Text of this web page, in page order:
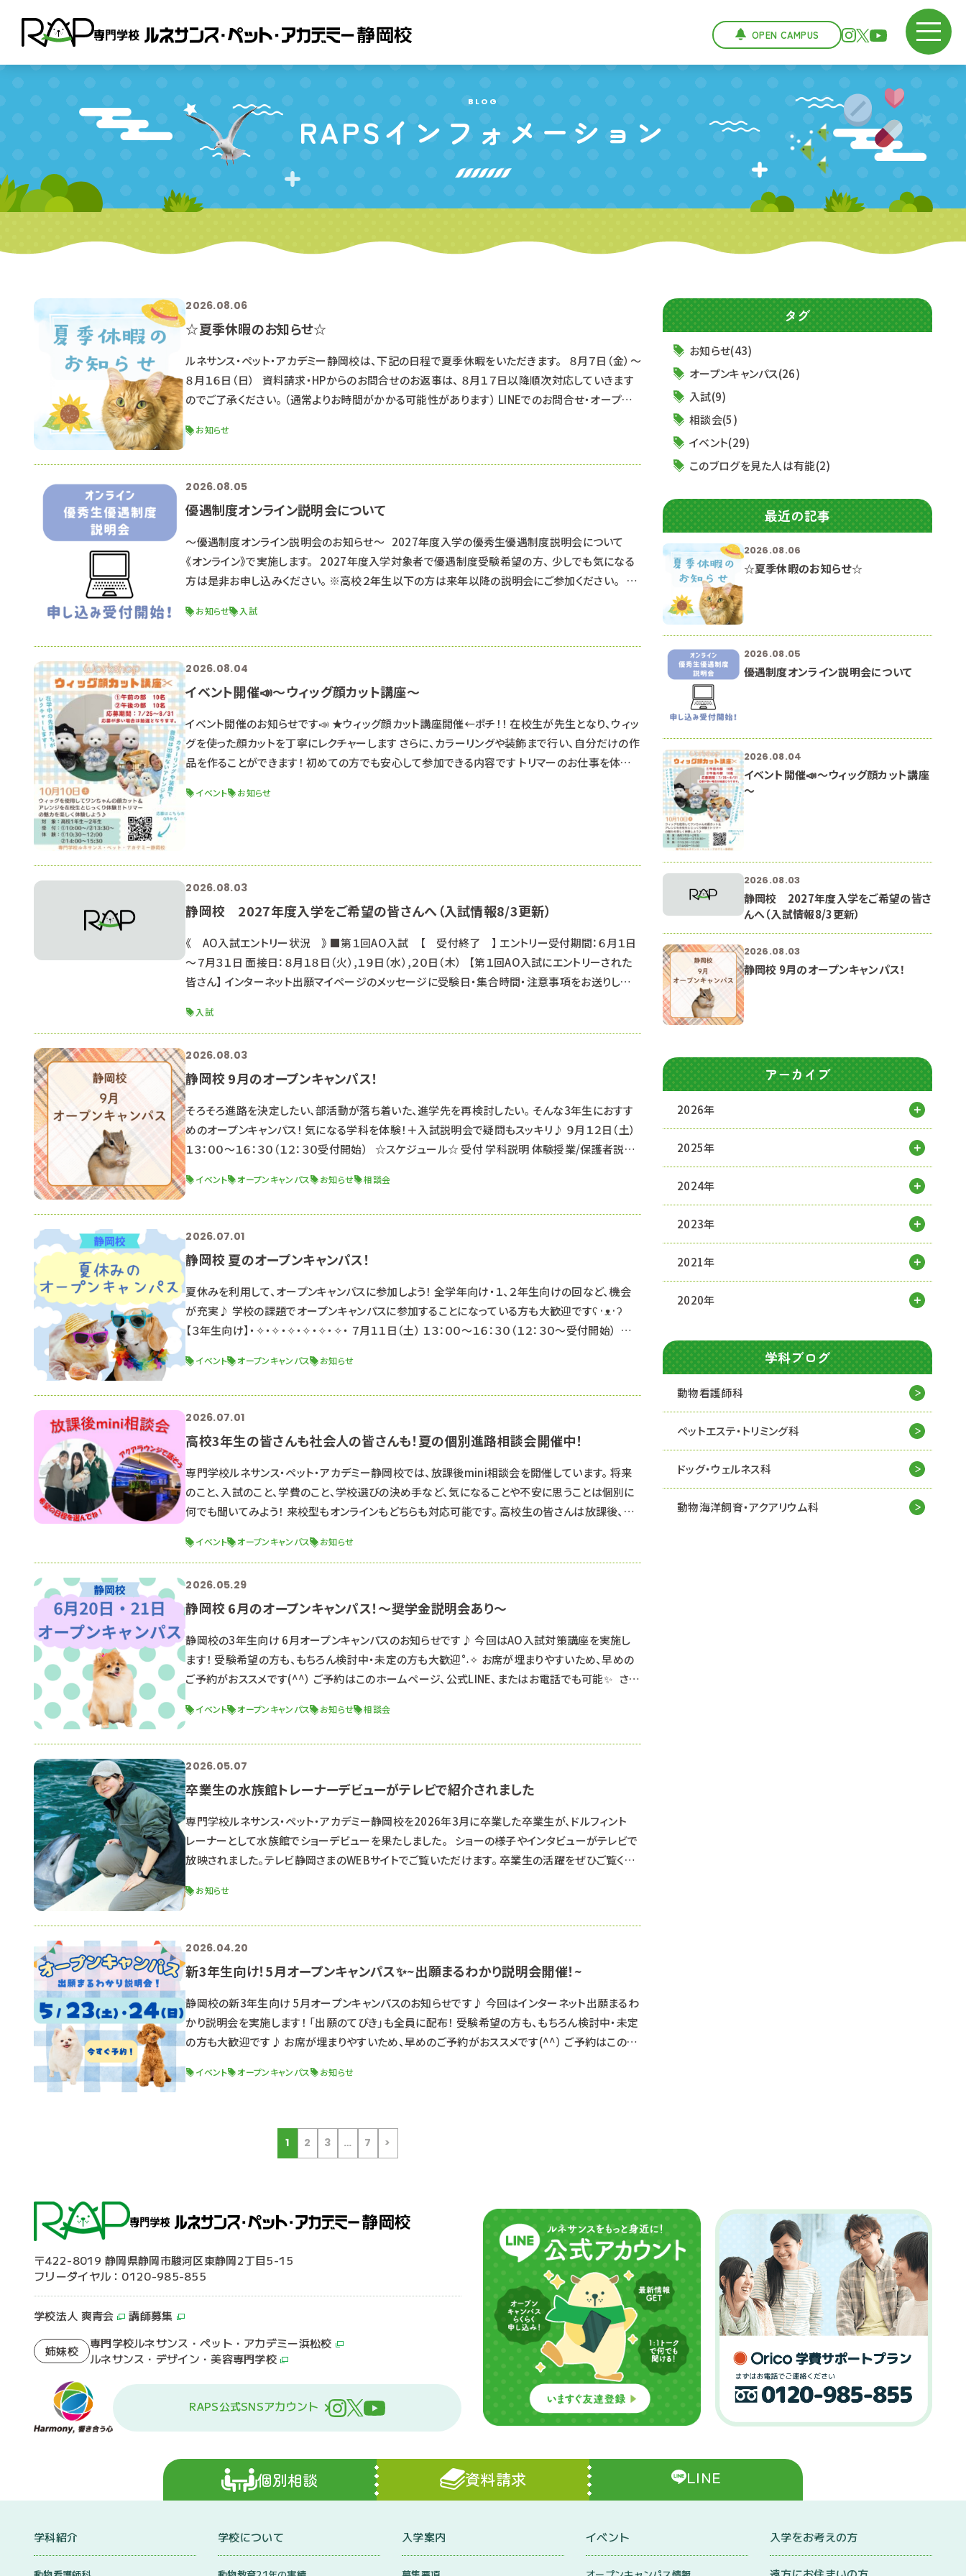
OPEN CAMPUS
BLOG
RAPSインフォメーション
2026.08.06
☆夏季休暇のお知らせ☆
ルネサンス・ペット・アカデミー静岡校は、下記の日程で夏季休暇をいただきます。 ８月７日（金）～
８月１６日（日） 資料請求・HPからのお問合せのお返事は、 ８月１７日以降順次対応していきます
のでご了承ください。 （通常よりお時間がかかる可能性があります） LINEでのお問合せ・オープン
(土)に、オープンキャンパスを開催します。 学校の動物たちも皆さんに会えることを
お知らせ
2026.08.05
優遇制度オンライン説明会について
～優遇制度オンライン説明会のお知らせ～ 2027年度入学の優秀生優遇制度説明会について
《オンライン》で実施します。 2027年度入学対象者で優遇制度受験希望の方、 少しでも気になる
方は是非お申し込みください。 ※高校２年生以下の方は来年以降の説明会にご参加ください。 ■
程 選考までの流れ 求める人材像 面接試験について 筆記試験について 小論文試験について &n
お知らせ 入試
2026.08.04
イベント開催📣～ウィッグ顔カット講座～
イベント開催のお知らせです📣 ★ウィッグ顔カット講座開催←ポチ！！ 在校生が先生となり、ウィッ
グを使った顔カットを丁寧にレクチャーします さらに、カラーリングや装飾まで行い、自分だけの作
品を作ることができます！ 初めての方でも安心して参加できる内容です トリマーのお仕事を体験
イムもご用意しています 先日のオープンキャンパスで募集を開始しましたが、ご好評につき、募集
イベント お知らせ
2026.08.03
静岡校 2027年度入学をご希望の皆さんへ（入試情報8/3更新）
《 AO入試エントリー状況 》 ■第１回AO入試 【 受付終了 】 エントリー受付期間：６月１日
～７月３１日 面接日：８月１８日（火）,１９日（水）,２０日（木） 【第１回AO入試にエントリーされた
皆さん】 インターネット出願マイページのメッセージに受験日・集合時間・注意事項をお送りして
トリーを締め切っています。 エントリー受付期間：８月１日～８月３１日 面接日：９月５日（土
入試
2026.08.03
静岡校 9月のオープンキャンパス！
そろそろ進路を決定したい、部活動が落ち着いた、進学先を再検討したい。 そんな3年生におすす
めのオープンキャンパス！ 気になる学科を体験！＋入試説明会で疑問もスッキリ♪ ９月１２日（土）
１３：００～１６：３０（１２：３０受付開始） ☆スケジュール☆ 受付 学科説明 体験授業/保護者説明
ムに入力 or LINEや電話でもOKです☆ ▶申込フォームはこちら ▶公式LINEお友達
イベント オープンキャンパス お知らせ 相談会
2026.07.01
静岡校 夏のオープンキャンパス！
夏休みを利用して、オープンキャンパスに参加しよう！ 全学年向け・１、２年生向けの回など、機会
が充実♪ 学校の課題でオープンキャンパスに参加することになっている方も大歓迎ですʕ·ᴥ·ʔ
【３年生向け】・✧・✧・✧・✧・✧・✧・ ７月１１日（土） １３：００～１６：３０（１２：３０～受付開始）
０～受付開始） 【全学年におすすめ】★＊＊★＊＊★＊＊ ８
イベント オープンキャンパス お知らせ
2026.07.01
高校3年生の皆さんも社会人の皆さんも！夏の個別進路相談会開催中！
専門学校ルネサンス・ペット・アカデミー静岡校では、放課後mini相談会を開催しています。 将来
のこと、入試のこと、学費のこと、学校選びの決め手など、気になることや不安に思うことは個別に
何でも聞いてみよう！ 来校型もオンラインもどちらも対応可能です。 高校生の皆さんは放課後、社
さい。日時を調整してこちらからご連絡させていただきます。 下記フォーム、または公式LINEよりご
イベント オープンキャンパス お知らせ
2026.05.29
静岡校 6月のオープンキャンパス！～奨学金説明会あり～
静岡校の3年生向け 6月オープンキャンパスのお知らせです♪ 今回はAO入試対策講座を実施し
ます！ 受験希望の方も、もちろん検討中・未定の方も大歓迎°˖✧ お席が埋まりやすいため、早めの
ご予約がおススメです(^^） ご予約はこのホームページ、公式LINE、またはお電話でも可能✨ さら
明会」を行います。 奨学金はよくわからない...その気持ちに奨学金 兼 就職 担当の先生が 就職ま
イベント オープンキャンパス お知らせ 相談会
2026.05.07
卒業生の水族館トレーナーデビューがテレビで紹介されました
専門学校ルネサンス・ペット・アカデミー静岡校を2026年3月に卒業した卒業生が、ドルフィント
レーナーとして水族館でショーデビューを果たしました。 ショーの様子やインタビューがテレビで
放映されました。テレビ静岡さまのWEBサイトでご覧いただけます。 卒業生の活躍をぜひご覧くだ
お知らせ
2026.04.20
新3年生向け！5月オープンキャンパス✨~出願まるわかり説明会開催！~
静岡校の新3年生向け 5月オープンキャンパスのお知らせです♪ 今回はインターネット出願まるわ
かり説明会を実施します！ 「出願のてびき」も全員に配布！ 受験希望の方も、もちろん検討中・未定
の方も大歓迎です♪ お席が埋まりやすいため、早めのご予約がおススメです(^^） ご予約はこの
୨୧┈┈┈┈┈┈┈┈┈┈┈┈┈┈┈┈┈┈┈┈┈┈┈┈┈┈┈┈┈┈┈┈┈┈┈┈┈୨୧
イベント オープンキャンパス お知らせ
1 2 3 … 7 >
タグ
お知らせ(43)
オープンキャンパス(26)
入試(9)
相談会(5)
イベント(29)
このブログを見た人は有能(2)
最近の記事
2026.08.06
☆夏季休暇のお知らせ☆
2026.08.05
優遇制度オンライン説明会について
2026.08.04
イベント開催📣～ウィッグ顔カット講座
～
2026.08.03
静岡校 2027年度入学をご希望の皆さ
んへ（入試情報8/3更新）
2026.08.03
静岡校 9月のオープンキャンパス！
アーカイブ
2026年
2025年
2024年
2023年
2021年
2020年
学科ブログ
動物看護師科
ペットエステ・トリミング科
ドッグ・ウェルネス科
動物海洋飼育・アクアリウム科
〒422-8019 静岡県静岡市駿河区東静岡2丁目5-15
フリーダイヤル：0120-985-855
学校法人 爽青会 講師募集
姉妹校
専門学校ルネサンス・ペット・アカデミー浜松校
ルネサンス・デザイン・美容専門学校
RAPS公式SNSアカウント
個別相談 資料請求 LINE
学科紹介 学校について 入学案内 イベント 入学をお考えの方